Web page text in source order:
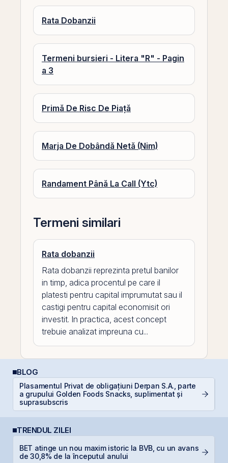
Rata Dobanzii
Termeni bursieri - Litera "R" - Pagin
a 3
Primă De Risc De Piață
Marja De Dobândă Netă (Nim)
Randament Până La Call (Ytc)
Termeni similari
Rata dobanzii
Rata dobanzii reprezinta pretul banilor
in timp, adica procentul pe care il
platesti pentru capital imprumutat sau il
castigi pentru capital economisit ori
investit. In practica, acest concept
trebuie analizat impreuna cu...
BLOG
Plasamentul Privat de obligațiuni Derpan S.A., parte
a grupului Golden Foods Snacks, suplimentat și
suprasubscris
TRENDUL ZILEI
BET atinge un nou maxim istoric la BVB, cu un avans
de 30,8% de la începutul anului